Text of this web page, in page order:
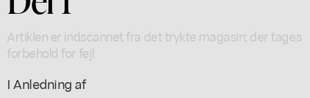
Artiklen er indscannet fra det trykte magasin; der tages
forbehold for fejl
I Anledning af